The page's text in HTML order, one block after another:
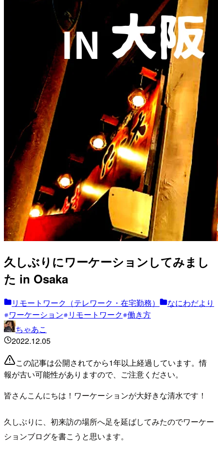
久しぶりにワーケーションしてみまし
た in Osaka
リモートワーク（テレワーク・在宅勤務）
なにわだより
ワーケーション
リモートワーク 働き方
ちゃあこ
2022.12.05
この記事は公開されてから1年以上経過しています。情
報が古い可能性がありますので、ご注意ください。
皆さんこんにちは！ワーケーションが大好きな清水です！
久しぶりに、初来訪の場所へ足を延ばしてみたのでワーケー
ションブログを書こうと思います。